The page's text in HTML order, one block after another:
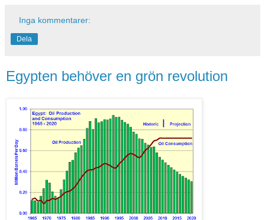
Inga kommentarer:
Dela
Egypten behöver en grön revolution